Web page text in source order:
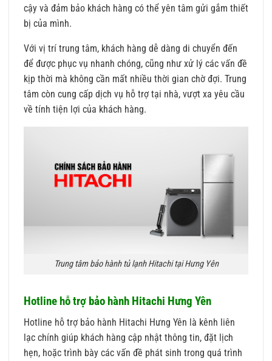
cậy và đảm bảo khách hàng có thể yên tâm gửi gắm thiết
bị của mình.
Với vị trí trung tâm, khách hàng dễ dàng di chuyển đến
để được phục vụ nhanh chóng, cũng như xử lý các vấn đề
kịp thời mà không cần mất nhiều thời gian chờ đợi. Trung
tâm còn cung cấp dịch vụ hỗ trợ tại nhà, vượt xa yêu cầu
về tính tiện lợi của khách hàng.
Trung tâm bảo hành tủ lạnh Hitachi tại Hưng Yên
Hotline hỗ trợ bảo hành Hitachi Hưng Yên
Hotline hỗ trợ bảo hành Hitachi Hưng Yên là kênh liên
lạc chính giúp khách hàng cập nhật thông tin, đặt lịch
hẹn, hoặc trình bày các vấn đề phát sinh trong quá trình